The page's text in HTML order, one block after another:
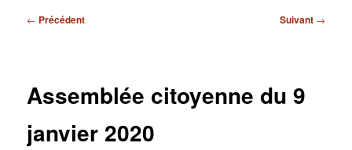
Navigation
← Précédent Suivant →
Assemblée citoyenne du 9
janvier 2020